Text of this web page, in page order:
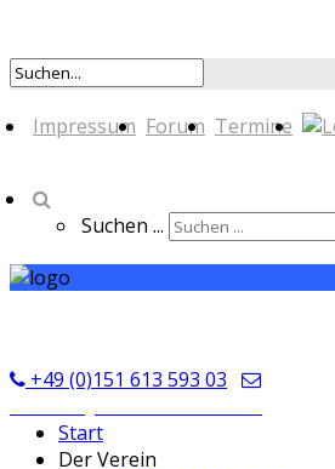
Impressum Forum Termine
Suchen ...
+49 (0)151 613 593 03
Start
Der Verein